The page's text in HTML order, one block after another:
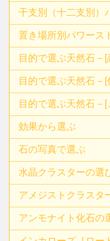
干支別（十二支別）
置き場所別パワース
目的で選ぶ天然石－[
目的で選ぶ天然石－[
目的で選ぶ天然石－
効果から選ぶ
石の写真で選ぶ
水晶クラスターの選
アメジストクラスタ
アンモナイト化石の